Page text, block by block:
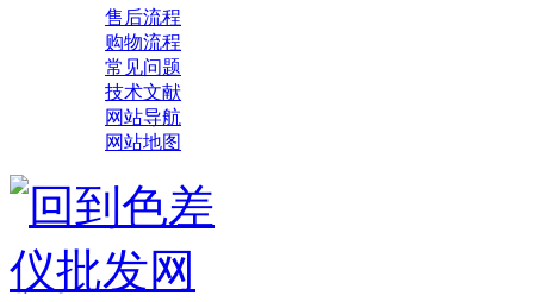
售后流程
购物流程
常见问题
技术文献
网站导航
网站地图